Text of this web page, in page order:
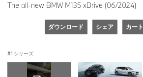
The all-new BMW M135 xDrive (06/2024)
ダウンロード シェア カー
1 シリーズ